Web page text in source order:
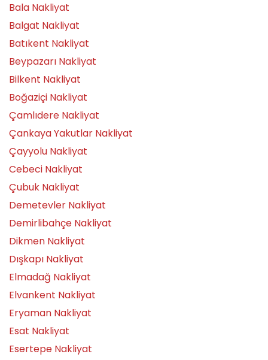
Bala Nakliyat
Balgat Nakliyat
Batıkent Nakliyat
Beypazarı Nakliyat
Bilkent Nakliyat
Boğaziçi Nakliyat
Çamlıdere Nakliyat
Çankaya Yakutlar Nakliyat
Çayyolu Nakliyat
Cebeci Nakliyat
Çubuk Nakliyat
Demetevler Nakliyat
Demirlibahçe Nakliyat
Dikmen Nakliyat
Dışkapı Nakliyat
Elmadağ Nakliyat
Elvankent Nakliyat
Eryaman Nakliyat
Esat Nakliyat
Esertepe Nakliyat